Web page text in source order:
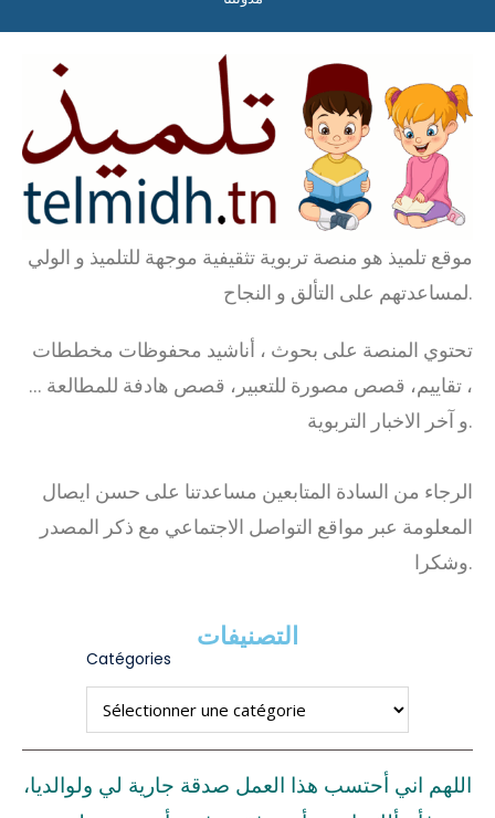
موقع تلميذ هو منصة تربوية تثقيفية موجهة للتلميذ و الولي
لمساعدتهم على التألق و النجاح.
تحتوي المنصة على بحوث ، أناشيد محفوظات مخططات
، تقاييم، قصص مصورة للتعبير، قصص هادفة للمطالعة …
و آخر الاخبار التربوية.
الرجاء من السادة المتابعين مساعدتنا على حسن ايصال
المعلومة عبر مواقع التواصل الاجتماعي مع ذكر المصدر
وشكرا.
التصنيفات
Catégories
اللهم اني أحتسب هذا العمل صدقة جارية لي ولوالديا،